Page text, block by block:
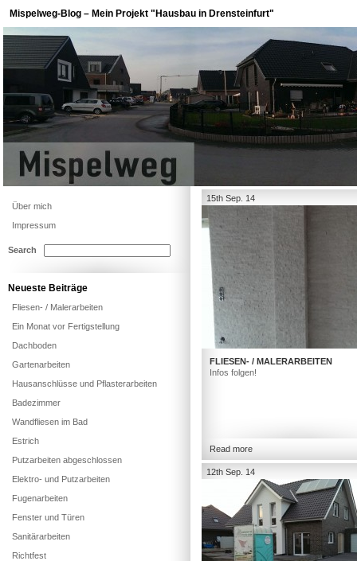
Mispelweg-Blog – Mein Projekt "Hausbau in Drensteinfurt"
15th Sep. 14
FLIESEN- / MALERARBEITEN
Infos folgen!
Read more
12th Sep. 14
Über mich
Impressum
Search
Neueste Beiträge
Fliesen- / Malerarbeiten
Ein Monat vor Fertigstellung
Dachboden
Gartenarbeiten
Hausanschlüsse und Pflasterarbeiten
Badezimmer
Wandfliesen im Bad
Estrich
Putzarbeiten abgeschlossen
Elektro- und Putzarbeiten
Fugenarbeiten
Fenster und Türen
Sanitärarbeiten
Richtfest